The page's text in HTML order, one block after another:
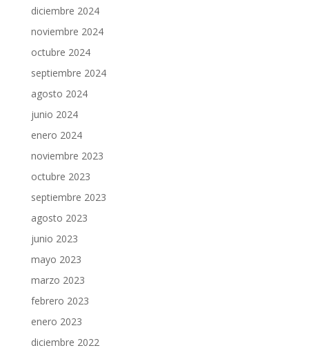
diciembre 2024
noviembre 2024
octubre 2024
septiembre 2024
agosto 2024
junio 2024
enero 2024
noviembre 2023
octubre 2023
septiembre 2023
agosto 2023
junio 2023
mayo 2023
marzo 2023
febrero 2023
enero 2023
diciembre 2022